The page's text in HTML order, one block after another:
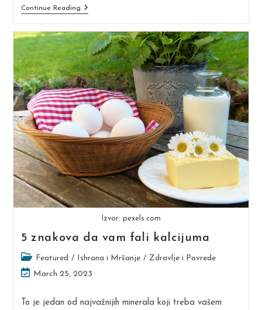
Continue Reading10°
Na
Prijave
Za
Trku
Dinaridi
Ultra
Trail
Samo
Čitatelje!
Izvor: pexels.com
5 znakova da vam fali kalcijuma
Post
category:
Featured / Ishrana i Mršanje / Zdravlje i Povrede
Post
modified:
March 25, 2023
To je jedan od najvažnijih minerala koji treba vašem